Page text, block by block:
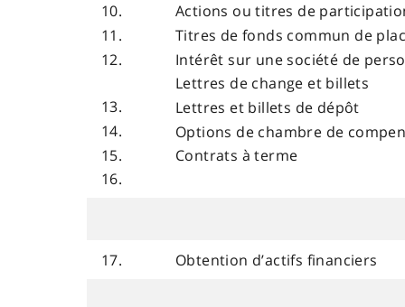
10.
11.
12.
13.
14.
15.
16.
Actions ou titres de
Titres de fonds commun de
Intérêt sur une société de
Lettres de change et billets
Lettres et billets de dépôt
Options de chambre de
Contrats à terme
17. Obtention d’actifs financiers